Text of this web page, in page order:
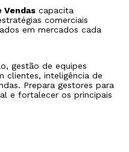
Vendas capacita
comerciais
em mercados cada
gestão de equipes
clientes, inteligência de
Prepara gestores para
e fortalecer os principais